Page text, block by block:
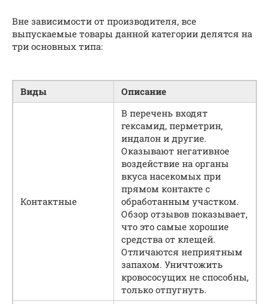
Вне зависимости от производителя, все
выпускаемые товары данной категории делятся на
три основных типа:
Виды Описание
Контактные
В перечень входят
гексамид, перметрин,
индалон и другие.
Оказывают негативное
воздействие на органы
вкуса насекомых при
прямом контакте с
обработанным участком.
Обзор отзывов показывает,
что это самые хорошие
средства от клещей.
Отличаются неприятным
запахом. Уничтожить
кровососущих не способны,
только отпугнуть.